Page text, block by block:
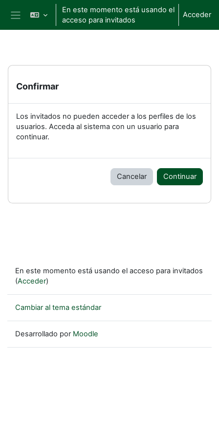
Salta al contenido principal
Panel lateral
En este momento está usando el
acceso para invitados
Acceder
Confirmar
Los invitados no pueden acceder a los perfiles de los
usuarios. Acceda al sistema con un usuario para
continuar.
Cancelar Continuar
En este momento está usando el acceso para invitados
(Acceder)
Cambiar al tema estándar
Desarrollado por Moodle